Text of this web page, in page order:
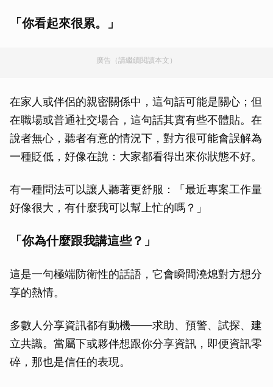
「你看起來很累。」
廣告（請繼續閱讀本文）
在家人或伴侶的親密關係中，這句話可能是關心；但
在職場或普通社交場合，這句話其實有些不體貼。在
說者無心，聽者有意的情況下，對方很可能會誤解為
一種貶低，好像在說：大家都看得出來你狀態不好。
有一種問法可以讓人聽著更舒服：「最近專案工作量
好像很大，有什麼我可以幫上忙的嗎？」
「你為什麼跟我講這些？」
這是一句極端防衛性的話語，它會瞬間澆熄對方想分
享的熱情。
多數人分享資訊都有動機——求助、預警、試探、建
立共識。當屬下或夥伴想跟你分享資訊，即便資訊零
碎，那也是信任的表現。